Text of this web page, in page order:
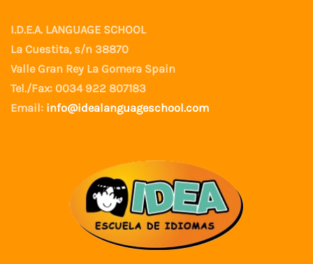
I.D.E.A. LANGUAGE SCHOOL
La Cuestita, s/n 38870
Valle Gran Rey La Gomera Spain
Tel./Fax: 0034 922 807183
Email: info@idealanguageschool.com